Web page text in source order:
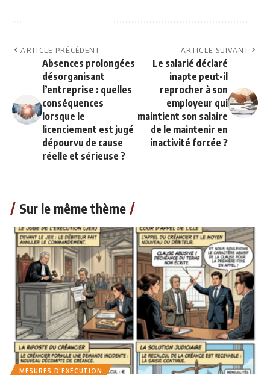
ARTICLE PRÉCÉDENT
Absences prolongées
désorganisant
l’entreprise : quelles
conséquences
lorsque le
licenciement est jugé
dépourvu de cause
réelle et sérieuse ?
ARTICLE SUIVANT
Le salarié déclaré
inapte peut-il
reprocher à son
employeur qui
maintient son salaire
de le maintenir en
inactivité forcée ?
Sur le même thème
MESURES D'EXÉCUTION